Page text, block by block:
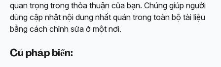
quan trọng trong thỏa thuận của bạn. Chúng giúp người
dùng cập nhật nội dung nhất quán trong toàn bộ tài liệu
bằng cách chỉnh sửa ở một nơi.
Cú pháp biến: